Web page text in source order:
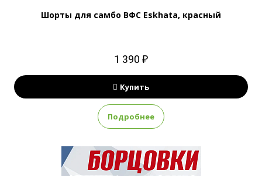
Шорты для самбо ВФС Eskhata, красный
1 390 ₽
Купить
Подробнее